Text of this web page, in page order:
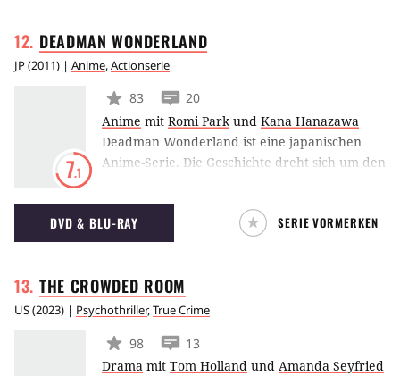
DEADMANWONDERLAND
JP(2011) | Anime,Actionserie
7.1
83
20
Anime mit Romi Park und Kana Hanazawa
Deadman Wonderland ist eine japanischen
Anime-Serie. Die Geschichte dreht sich um den
Verbrechens verurteilt wurde, das er nicht
begangen hat.
DVD & BLU-RAY SERIE VORMERKEN
THE CROWDED ROOM
US(2023) | Psychothriller,True Crime
98
13
Drama mit Tom Holland und Amanda Seyfried